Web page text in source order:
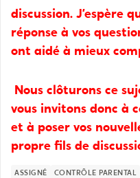
discussion. J’espère
réponse à vos
ont aidé à mieux
Nous clôturons ce
vous invitons donc à
et à poser vos
propre fils de
ASSIGNÉ CONTRÔLE PARENTAL